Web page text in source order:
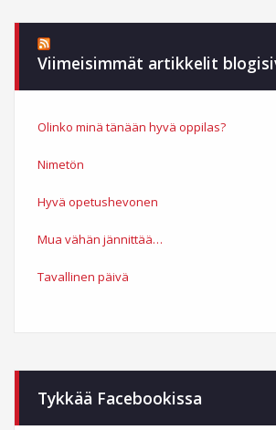
Viimeisimmät artikkelit
Olinko minä tänään hyvä oppilas?
Nimetön
Hyvä opetushevonen
Mua vähän jännittää…
Tavallinen päivä
Tykkää Facebookissa